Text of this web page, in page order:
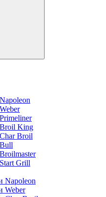
King
Broil
Grill
Napoleon
Weber